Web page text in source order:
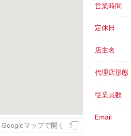
営業時間
定休日
店主名
代理店形態
従業員数
Email
Googleマップで開く